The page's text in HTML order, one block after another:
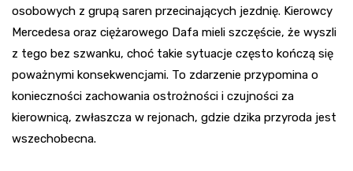
osobowych z grupą saren przecinających jezdnię. Kierowcy
Mercedesa oraz ciężarowego Dafa mieli szczęście, że wyszli
z tego bez szwanku, choć takie sytuacje często kończą się
poważnymi konsekwencjami. To zdarzenie przypomina o
konieczności zachowania ostrożności i czujności za
kierownicą, zwłaszcza w rejonach, gdzie dzika przyroda jest
wszechobecna.